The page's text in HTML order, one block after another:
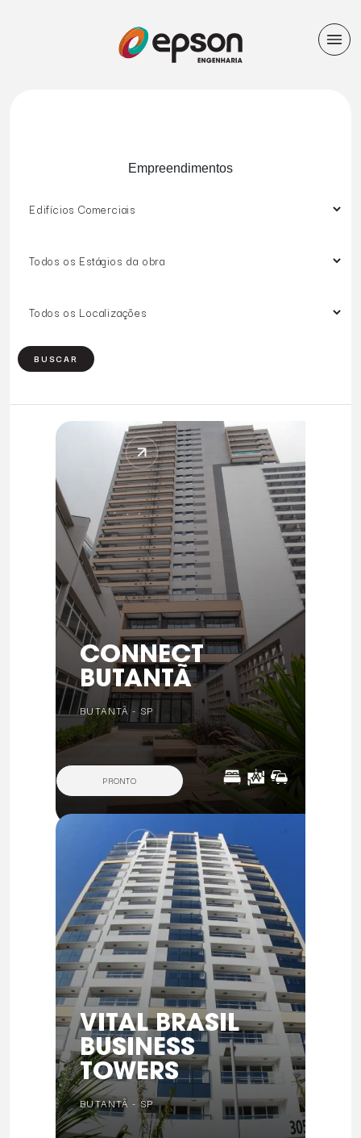
Empreendimentos
CONNECT
BUTANTÃ
BUTANTÃ - SP
PRONTO
VITAL BRASIL
BUSINESS
TOWERS
BUTANTÃ - SP